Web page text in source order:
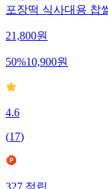
포장떡 식사대용 찹
21,800원
50%10,900원
4.6
(17)